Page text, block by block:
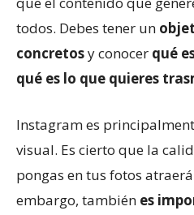
todos. Debes tener un
concretosy conocer qué
qué es lo que quieres
Instagram es
visual. Es cierto que la
pongas en tus fotos
embargo, también es